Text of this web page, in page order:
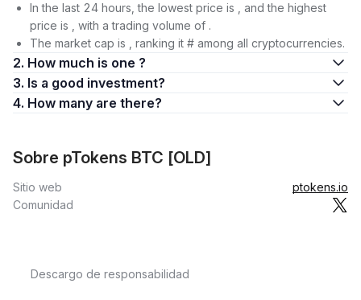
In the last 24 hours, the lowest price is , and the highest
price is , with a trading volume of .
The market cap is , ranking it # among all cryptocurrencies.
2. How much is one ?
3. Is a good investment?
4. How many are there?
Sobre pTokens BTC [OLD]
Sitio web
ptokens.io
Comunidad
Descargo de responsabilidad